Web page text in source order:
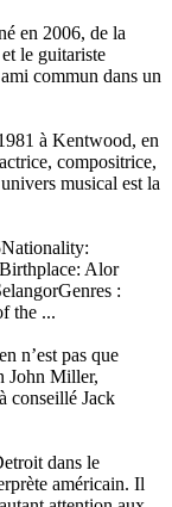
en 2006, de la
le guitariste
commun dans un
à Kentwood, en
compositrice,
musical est la
Alor
:
the ...
n’est pas que
John Miller,
conseillé Jack
dans le
américain. Il